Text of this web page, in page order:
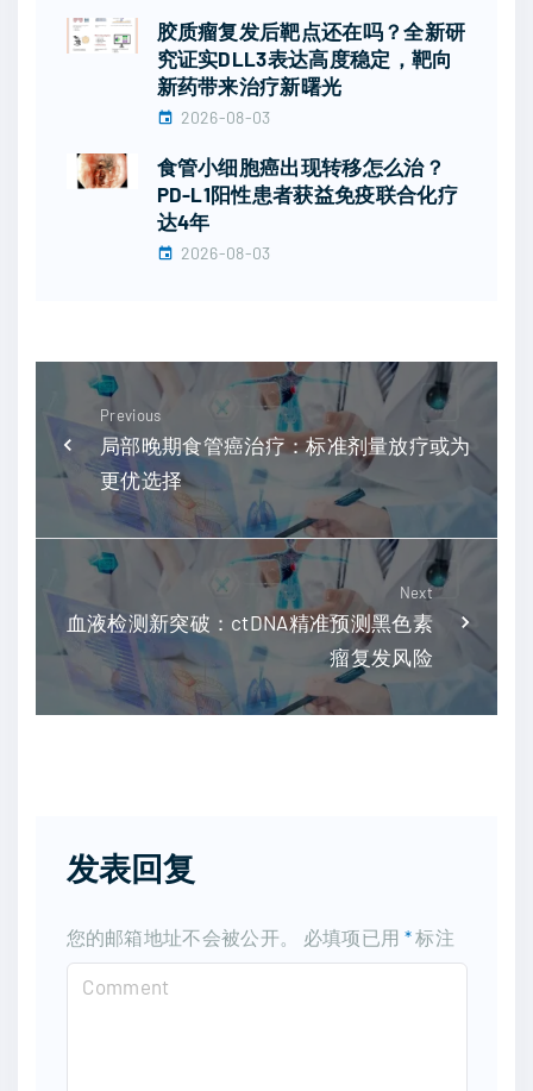
胶质瘤复发后靶点还在吗？全新研
究证实DLL3表达高度稳定，靶向
新药带来治疗新曙光
2026-08-03
食管小细胞癌出现转移怎么治？
PD-L1阳性患者获益免疫联合化疗
达4年
2026-08-03
Previous
局部晚期食管癌治疗：标准剂量放疗或为
更优选择
Next
血液检测新突破：ctDNA精准预测黑色素
瘤复发风险
发表回复
您的邮箱地址不会被公开。 必填项已用 *标注